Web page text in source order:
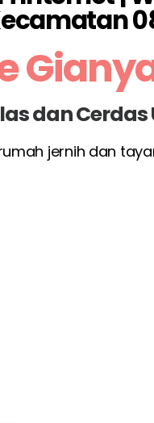
dan
jernih dan